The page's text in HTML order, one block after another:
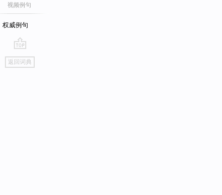
视频例句
权威例句
go
top
返回词典